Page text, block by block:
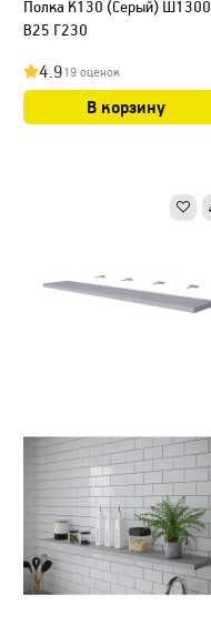
Полка К130 (Серый) Ш1300
В25 Г230
4.919 оценок
В корзину